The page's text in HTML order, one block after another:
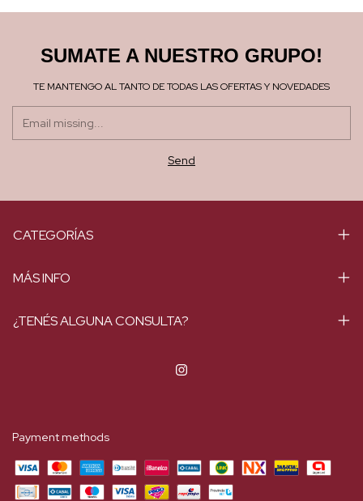
SUMATE A NUESTRO GRUPO!
TE MANTENGO AL TANTO DE TODAS LAS OFERTAS Y NOVEDADES
CATEGORÍAS
MÁS INFO
¿TENÉS ALGUNA CONSULTA?
Payment methods